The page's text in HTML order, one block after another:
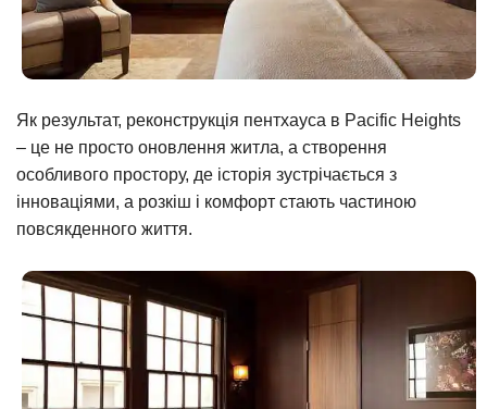
Як результат, реконструкція пентхауса в Pacific Heights
– це не просто оновлення житла, а створення
особливого простору, де історія зустрічається з
інноваціями, а розкіш і комфорт стають частиною
повсякденного життя.